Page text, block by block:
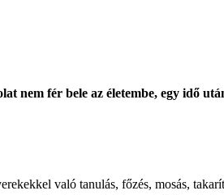
nem fér bele az életembe, egy idő
való tanulás, főzés, mosás,